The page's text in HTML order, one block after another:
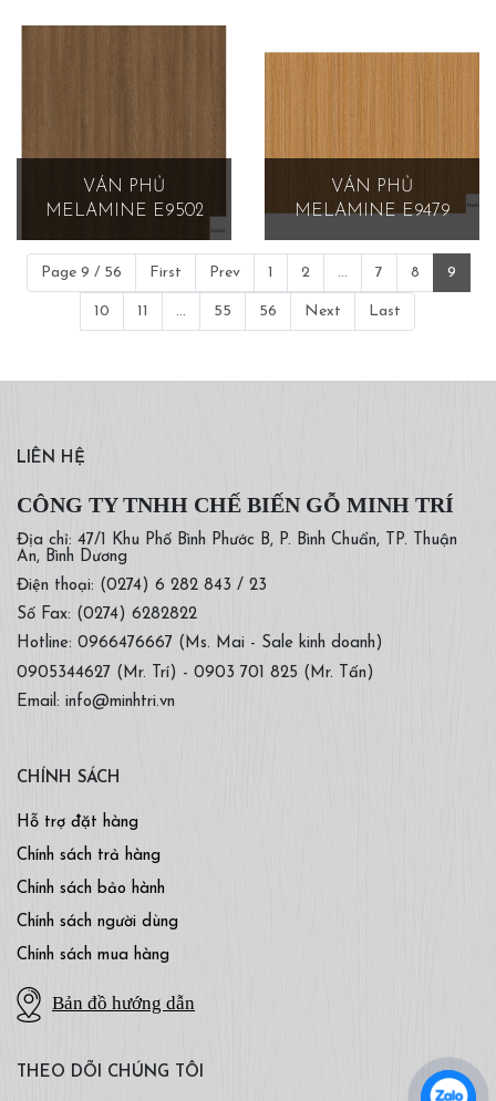
VÁN PHỦ
MELAMINE E9502
VÁN PHỦ
MELAMINE E9479
Page 9 / 56 First Prev 1 2 ... 7 8 9
10 11 ... 55 56 Next Last
LIÊN HỆ
CÔNG TY TNHH CHẾ BIẾN GỖ MINH TRÍ
Địa chỉ: 47/1 Khu Phố Bình Phước B, P. Bình Chuẩn, TP. Thuận
An, Bình Dương
Điện thoại: (0274) 6 282 843 / 23
Số Fax: (0274) 6282822
Hotline: 0966476667 (Ms. Mai - Sale kinh doanh)
0905344627 (Mr. Trí) - 0903 701 825 (Mr. Tấn)
Email: info@minhtri.vn
CHÍNH SÁCH
Hỗ trợ đặt hàng
Chính sách trả hàng
Chính sách bảo hành
Chính sách người dùng
Chính sách mua hàng
Bản đồ hướng dẫn
THEO DÕI CHÚNG TÔI